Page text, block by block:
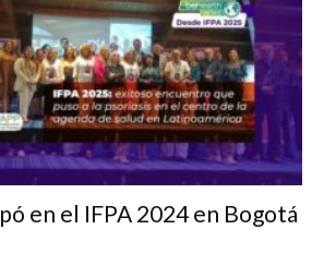
en el IFPA 2024 en Bogotá